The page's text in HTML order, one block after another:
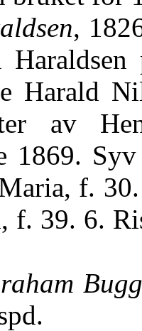
,
Harald
av
1869.
f.
f. 39. 6.